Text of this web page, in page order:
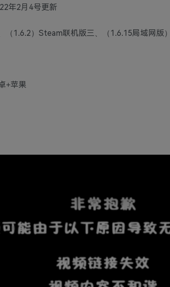
年2月4号更新
1.6.2）Steam联机版三、（1.6.15局域网版）
+苹果